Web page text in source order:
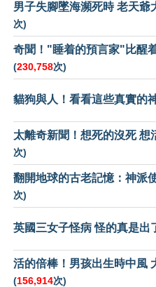
男子失腳墜海瀕死時 老天爺
次)
奇聞！"睡着的預言家"比醒
(230,758次)
貓狗與人！看看這些真實的
太離奇新聞！想死的沒死 想
次)
翻開地球的古老記憶：神派
次)
英國三女子怪病 怪的真是出
活的倍棒！男孩出生時中風
(156,914次)